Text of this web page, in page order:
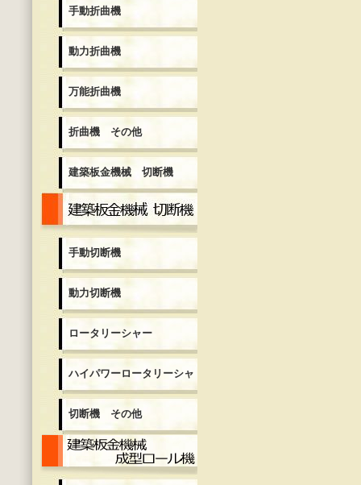
手動折曲機
動力折曲機
万能折曲機
折曲機 その他
建築板金機械 切断機
手動切断機
動力切断機
ロータリーシャー
ハイパワーロータリーシャ
切断機 その他